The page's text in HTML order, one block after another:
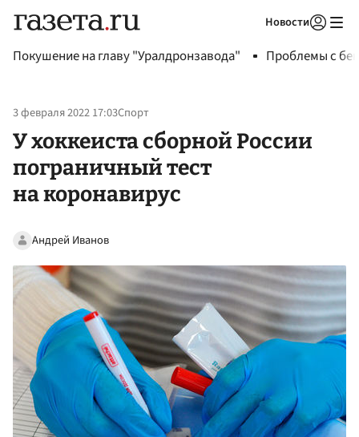
Новости
Покушение на главу "Уралдронзавода" Проблемы с
3 февраля 2022 17:03Спорт
У хоккеиста сборной России
пограничный тест
на коронавирус
Андрей Иванов